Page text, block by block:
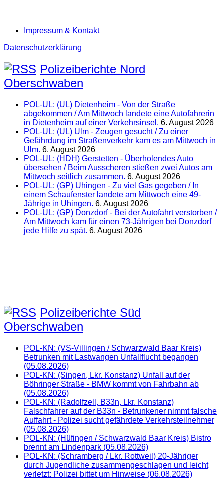
Impressum & Kontakt
Datenschutzerklärung
Polizeiberichte Nord
Oberschwaben
POL-UL: (UL) Dietenheim - Von der Straße
abgekommen / Am Mittwoch landete eine Autofahrerin
in Dietenheim auf einer Verkehrsinsel. 6. August 2026
POL-UL: (UL) Ulm - Zeugen gesucht / Zu einer
Gefährdung im Straßenverkehr kam es am Mittwoch in
Ulm. 6. August 2026
POL-UL: (HDH) Gerstetten - Überholendes Auto
übersehen / Beim Ausscheren stießen zwei Autos am
Mittwoch seitlich zusammen. 6. August 2026
POL-UL: (GP) Uhingen - Zu viel Gas gegeben / In
einem Schaufenster landete am Mittwoch eine 49-
Jährige in Uhingen. 6. August 2026
POL-UL: (GP) Donzdorf - Bei der Autofahrt verstorben /
Am Mittwoch kam für einen 73-Jährigen bei Donzdorf
jede Hilfe zu spät. 6. August 2026
Polizeiberichte Süd
Oberschwaben
POL-KN: (VS-Villingen / Schwarzwald Baar Kreis)
Betrunken mit Lastwangen Unfallflucht begangen
(05.08.2026)
POL-KN: (Singen, Lkr. Konstanz) Unfall auf der
Böhringer Straße - BMW kommt von Fahrbahn ab
(05.08.2026)
POL-KN: (Radolfzell, B33n, Lkr. Konstanz)
Falschfahrer auf der B33n - Betrunkener nimmt falsche
Auffahrt - Polizei sucht gefährdete Verkehrsteilnehmer
(05.08.2026)
POL-KN: (Hüfingen / Schwarzwald Baar Kreis) Bistro
brennt am Lindenpark (05.08.2026)
POL-KN: (Schramberg / Lkr. Rottweil) 20-Jähriger
durch Jugendliche zusammengeschlagen und leicht
verletzt: Polizei bittet um Hinweise (06.08.2026)